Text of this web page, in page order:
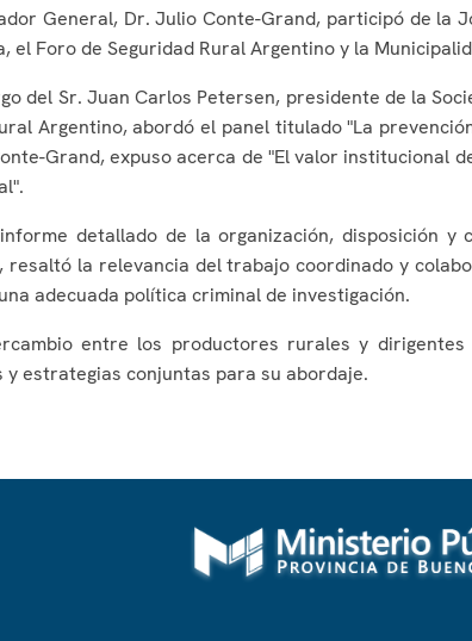
General, Dr. Julio Conte-Grand, participó de
el Foro de Seguridad Rural Argentino y la
del Sr. Juan Carlos Petersen, presidente de la
Argentino, abordó el panel titulado "La
Grand, expuso acerca de "El valor institucional
detallado de la organización, disposición
la relevancia del trabajo coordinado y
adecuada política criminal de investigación.
entre los productores rurales y
estrategias conjuntas para su abordaje.